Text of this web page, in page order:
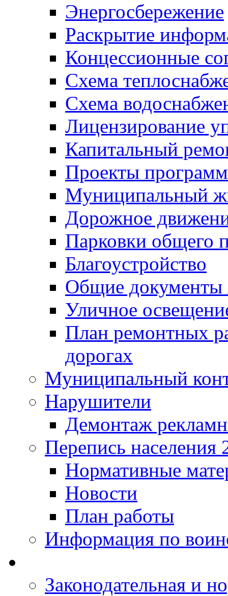
Энергосбережение
Раскрытие
Концессионные
Схема
Схема
Лицензирование
Капитальный
Проекты программ
Муниципальный
Дорожное
Парковки общего
Благоустройство
Общие
Уличное
План ремонтных
дорогах
Муниципальный
Нарушители
Демонтаж
Перепись населения
Нормативные
Новости
План работы
Информация по
Законодательная и